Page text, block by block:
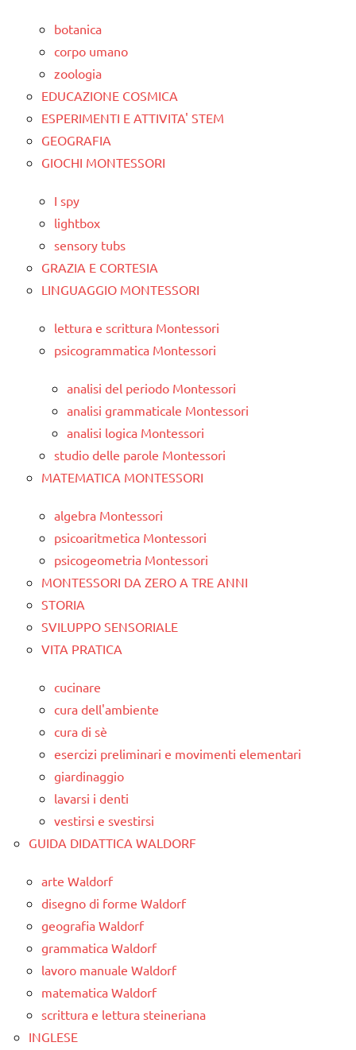
botanica
corpo umano
zoologia
EDUCAZIONE COSMICA
ESPERIMENTI E ATTIVITA' STEM
GEOGRAFIA
GIOCHI MONTESSORI
I spy
lightbox
sensory tubs
GRAZIA E CORTESIA
LINGUAGGIO MONTESSORI
lettura e scrittura Montessori
psicogrammatica Montessori
analisi del periodo Montessori
analisi grammaticale Montessori
analisi logica Montessori
studio delle parole Montessori
MATEMATICA MONTESSORI
algebra Montessori
psicoaritmetica Montessori
psicogeometria Montessori
MONTESSORI DA ZERO A TRE ANNI
STORIA
SVILUPPO SENSORIALE
VITA PRATICA
cucinare
cura dell'ambiente
cura di sè
esercizi preliminari e movimenti elementari
giardinaggio
lavarsi i denti
vestirsi e svestirsi
GUIDA DIDATTICA WALDORF
arte Waldorf
disegno di forme Waldorf
geografia Waldorf
grammatica Waldorf
lavoro manuale Waldorf
matematica Waldorf
scrittura e lettura steineriana
INGLESE